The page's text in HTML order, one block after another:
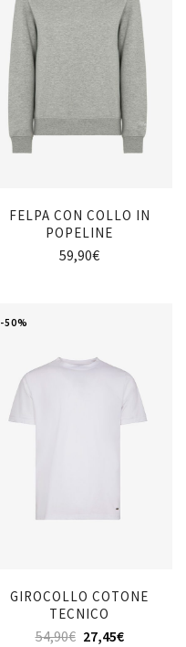
FELPA CON COLLO IN
POPELINE
59,90€
-50%
GIROCOLLO COTONE
TECNICO
54,90€ 27,45€